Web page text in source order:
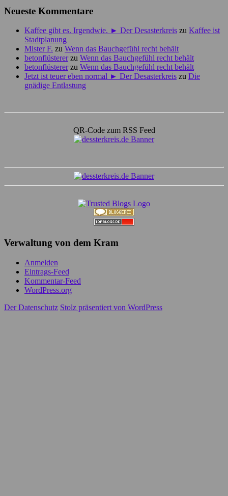
Neueste Kommentare
Kaffee gibt es. Irgendwie. ► Der Desasterkreis zu Kaffee ist
Stadtplanung
Mister F. zu Wenn das Bauchgefühl recht behält
betonflüstererzu Wenn das Bauchgefühl recht behält
betonflüstererzu Wenn das Bauchgefühl recht behält
Jetzt ist teuer eben normal ► Der Desasterkreis zu Die
gnädige Entlastung
QR-Code zum RSS Feed
Verwaltung von dem Kram
Anmelden
Eintrags-Feed
Kommentar-Feed
WordPress.org
Der Datenschutz Stolz präsentiert von WordPress